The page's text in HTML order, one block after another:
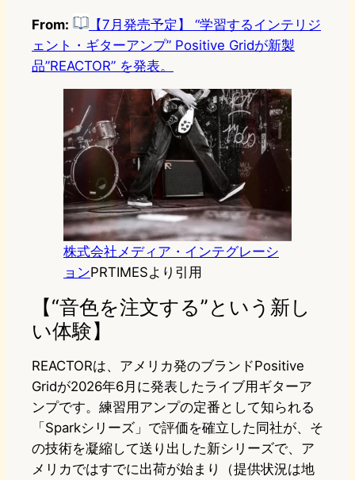
From:
【7月発売予定】 “学習するインテリジ
ェント・ギターアンプ” Positive Gridが新製
品”REACTOR” を発表。
株式会社メディア・インテグレーシ
ョンPRTIMESより引用
【“音色を注文する”という新し
い体験】
REACTORは、アメリカ発のブランドPositive
Gridが2026年6月に発表したライブ用ギターア
ンプです。練習用アンプの定番として知られる
「Sparkシリーズ」で評価を確立した同社が、そ
の技術を凝縮して送り出した新シリーズで、ア
メリカではすでに出荷が始まり（提供状況は地